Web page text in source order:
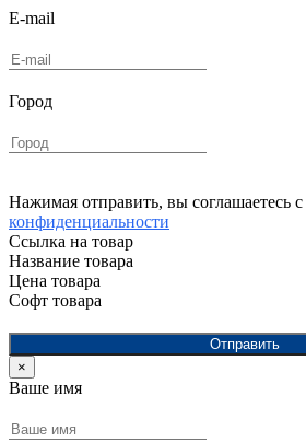
E-mail
Город
Нажимая отправить, вы соглашаетесь с
конфиденциальности
Ссылка на товар
Название товара
Цена товара
Софт товара
Отправить
×
Ваше имя